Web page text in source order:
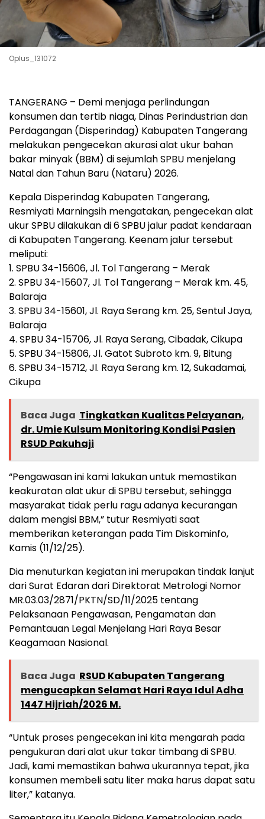
Oplus_131072
TANGERANG – Demi menjaga perlindungan
konsumen dan tertib niaga, Dinas Perindustrian dan
Perdagangan (Disperindag) Kabupaten Tangerang
melakukan pengecekan akurasi alat ukur bahan
bakar minyak (BBM) di sejumlah SPBU menjelang
Natal dan Tahun Baru (Nataru) 2026.
Kepala Disperindag Kabupaten Tangerang,
Resmiyati Marningsih mengatakan, pengecekan alat
ukur SPBU dilakukan di 6 SPBU jalur padat kendaraan
di Kabupaten Tangerang. Keenam jalur tersebut
meliputi:
1. SPBU 34-15606, Jl. Tol Tangerang – Merak
2. SPBU 34-15607, Jl. Tol Tangerang – Merak km. 45,
Balaraja
3. SPBU 34-15601, Jl. Raya Serang km. 25, Sentul Jaya,
Balaraja
4. SPBU 34-15706, Jl. Raya Serang, Cibadak, Cikupa
5. SPBU 34-15806, Jl. Gatot Subroto km. 9, Bitung
6. SPBU 34-15712, Jl. Raya Serang km. 12, Sukadamai,
Cikupa
Baca Juga Tingkatkan Kualitas Pelayanan,
dr. Umie Kulsum Monitoring Kondisi Pasien
RSUD Pakuhaji
“Pengawasan ini kami lakukan untuk memastikan
keakuratan alat ukur di SPBU tersebut, sehingga
masyarakat tidak perlu ragu adanya kecurangan
dalam mengisi BBM,” tutur Resmiyati saat
memberikan keterangan pada Tim Diskominfo,
Kamis (11/12/25).
Dia menuturkan kegiatan ini merupakan tindak lanjut
dari Surat Edaran dari Direktorat Metrologi Nomor
MR.03.03/2871/PKTN/SD/11/2025 tentang
Pelaksanaan Pengawasan, Pengamatan dan
Pemantauan Legal Menjelang Hari Raya Besar
Keagamaan Nasional.
Baca Juga RSUD Kabupaten Tangerang
mengucapkan Selamat Hari Raya Idul Adha
1447 Hijriah/2026 M.
“Untuk proses pengecekan ini kita mengarah pada
pengukuran dari alat ukur takar timbang di SPBU.
Jadi, kami memastikan bahwa ukurannya tepat, jika
konsumen membeli satu liter maka harus dapat satu
liter,” katanya.